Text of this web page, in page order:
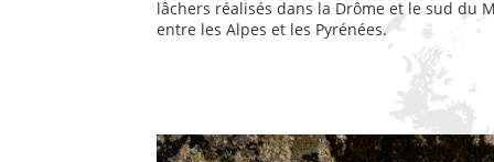
lâchers réalisés dans la Drôme et le sud du
entre les Alpes et les Pyrénées.